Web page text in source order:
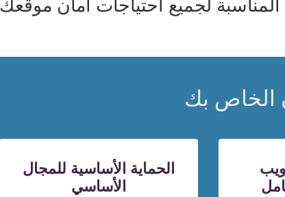
الخاص بك
الحماية الأساسية للمجال
الأساسي